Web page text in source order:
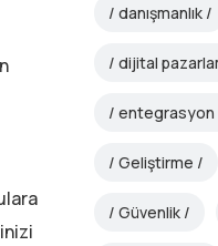
danışmanlık
dijital
entegrasyon
Geliştirme
Güvenlik